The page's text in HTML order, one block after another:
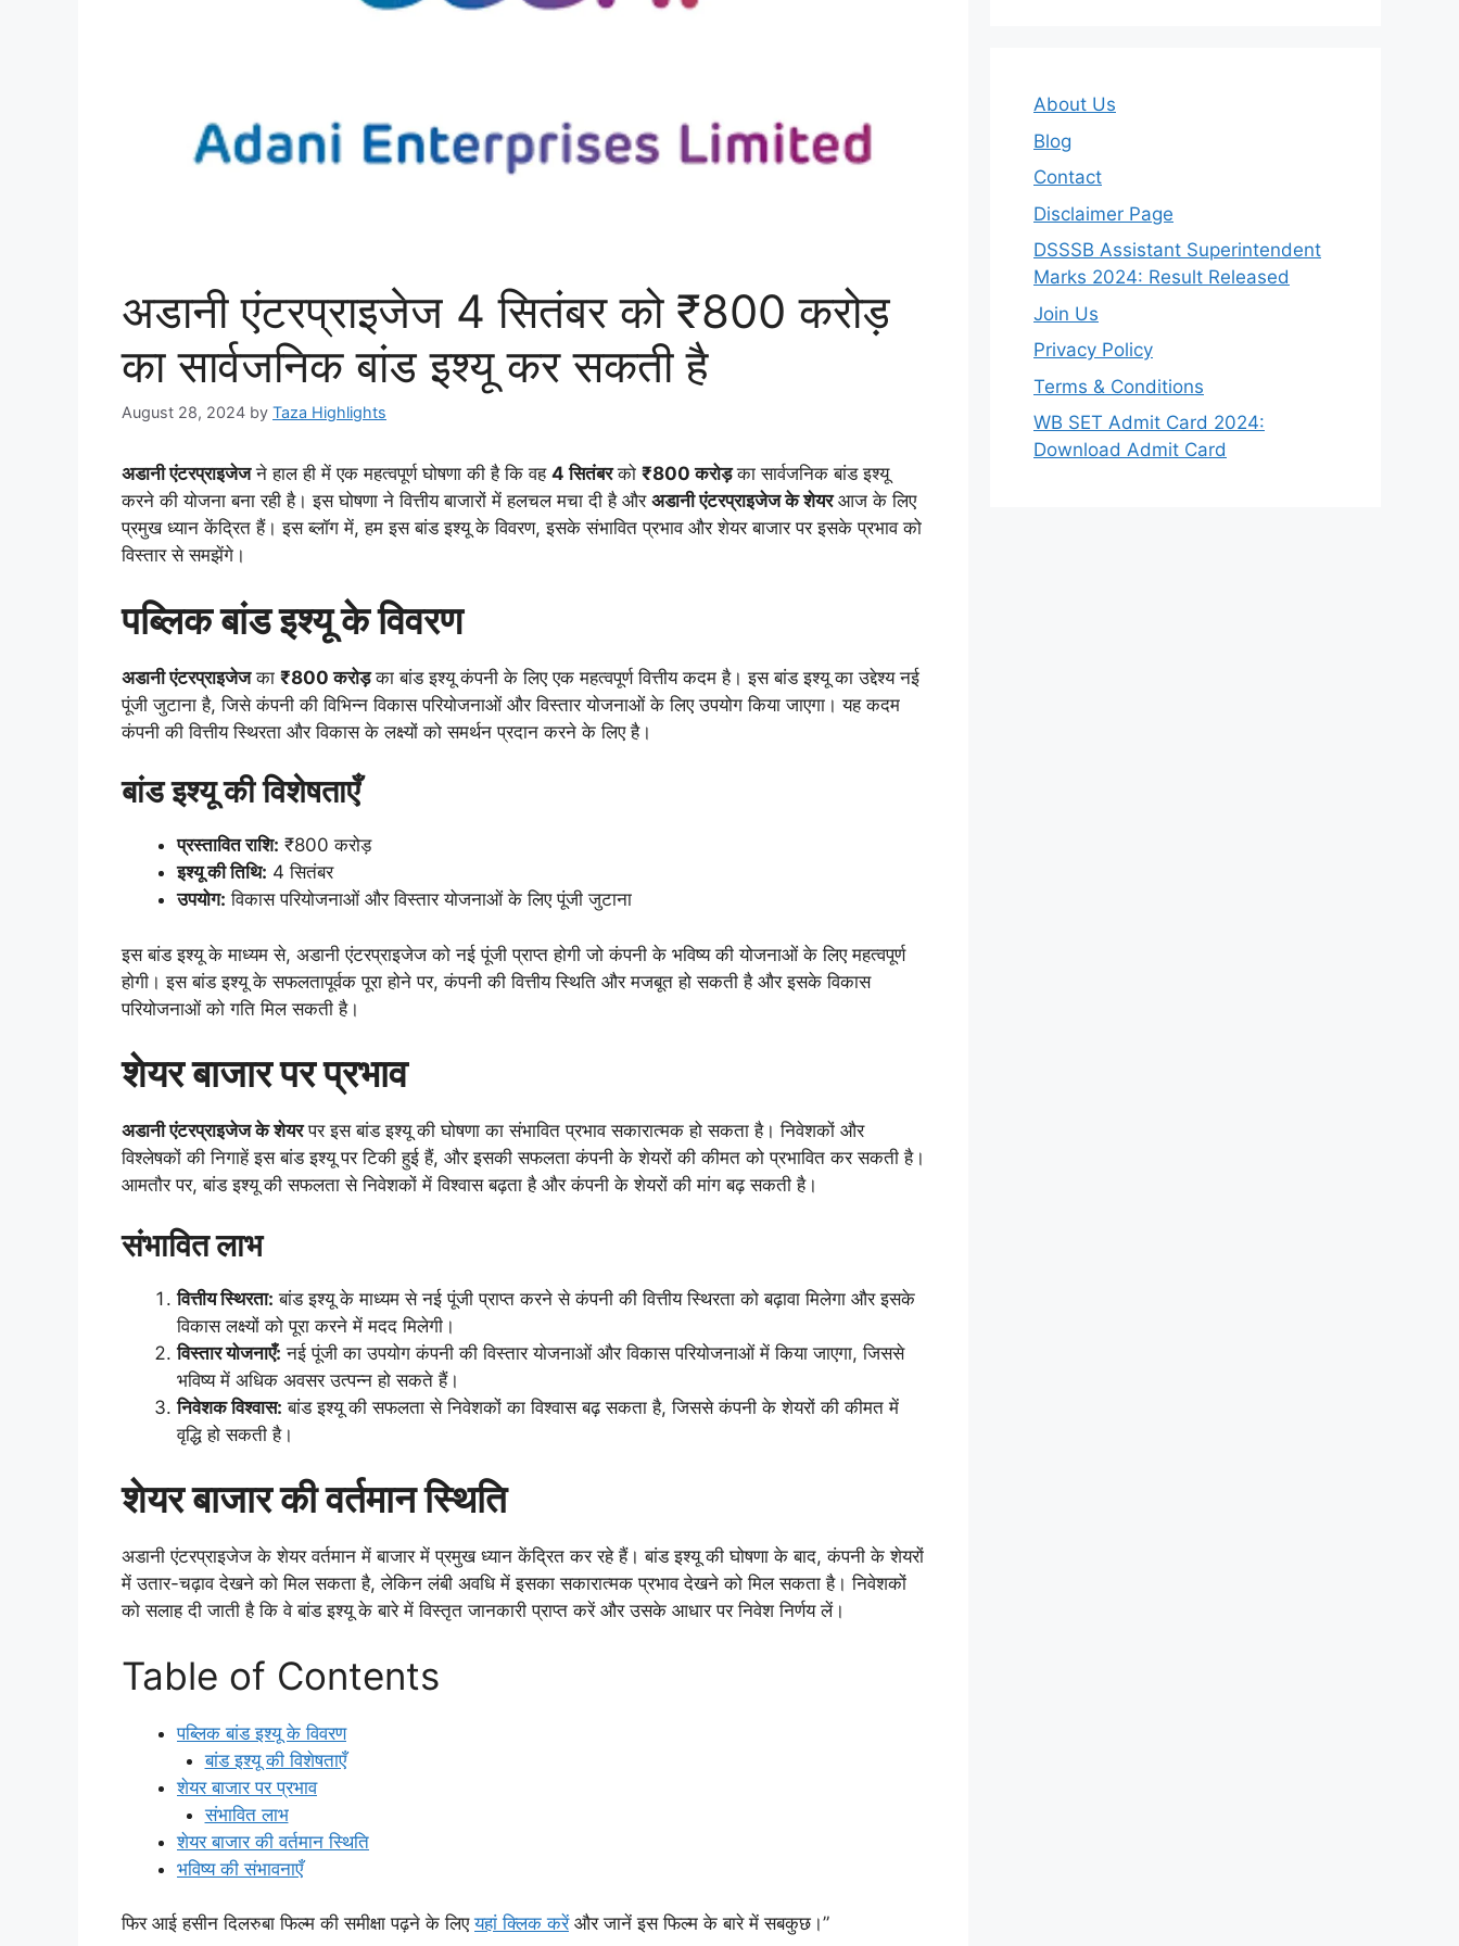
अडानी एंटरप्राइजेज 4 सितंबर को ₹800 करोड़
का सार्वजनिक बांड इश्यू कर सकती है
August 28, 2024 by Taza Highlights
अडानी एंटरप्राइजेजने हाल ही में एक महत्वपूर्ण घोषणा की है कि वह 4 सितंबरको ₹800 करोड़का सार्वजनिक बांड इश्यू
करने की योजना बना रही है। इस घोषणा ने वित्तीय बाजारों में हलचल मचा दी है और अडानी एंटरप्राइजेज के शेयरआज के लिए
प्रमुख ध्यान केंद्रित हैं। इस ब्लॉग में, हम इस बांड इश्यू के विवरण, इसके संभावित प्रभाव और शेयर बाजार पर इसके प्रभाव को
विस्तार से समझेंगे।
पब्लिक बांड इश्यू के विवरण
अडानी एंटरप्राइजेजका ₹800 करोड़का बांड इश्यू कंपनी के लिए एक महत्वपूर्ण वित्तीय कदम है। इस बांड इश्यू का उद्देश्य नई
पूंजी जुटाना है, जिसे कंपनी की विभिन्न विकास परियोजनाओं और विस्तार योजनाओं के लिए उपयोग किया जाएगा। यह कदम
कंपनी की वित्तीय स्थिरता और विकास के लक्ष्यों को समर्थन प्रदान करने के लिए है।
बांड इश्यू की विशेषताएँ
प्रस्तावित राशि: ₹800 करोड़
इश्यू की तिथि: 4 सितंबर
उपयोग: विकास परियोजनाओं और विस्तार योजनाओं के लिए पूंजी जुटाना
इस बांड इश्यू के माध्यम से, अडानी एंटरप्राइजेज को नई पूंजी प्राप्त होगी जो कंपनी के भविष्य की योजनाओं के लिए महत्वपूर्ण
होगी। इस बांड इश्यू के सफलतापूर्वक पूरा होने पर, कंपनी की वित्तीय स्थिति और मजबूत हो सकती है और इसके विकास
परियोजनाओं को गति मिल सकती है।
शेयर बाजार पर प्रभाव
अडानी एंटरप्राइजेज के शेयरपर इस बांड इश्यू की घोषणा का संभावित प्रभाव सकारात्मक हो सकता है। निवेशकों और
विश्लेषकों की निगाहें इस बांड इश्यू पर टिकी हुई हैं, और इसकी सफलता कंपनी के शेयरों की कीमत को प्रभावित कर सकती है।
आमतौर पर, बांड इश्यू की सफलता से निवेशकों में विश्वास बढ़ता है और कंपनी के शेयरों की मांग बढ़ सकती है।
संभावित लाभ
वित्तीय स्थिरता: बांड इश्यू के माध्यम से नई पूंजी प्राप्त करने से कंपनी की वित्तीय स्थिरता को बढ़ावा मिलेगा और इसके
विकास लक्ष्यों को पूरा करने में मदद मिलेगी।
विस्तार योजनाएँ: नई पूंजी का उपयोग कंपनी की विस्तार योजनाओं और विकास परियोजनाओं में किया जाएगा, जिससे
भविष्य में अधिक अवसर उत्पन्न हो सकते हैं।
निवेशक विश्वास: बांड इश्यू की सफलता से निवेशकों का विश्वास बढ़ सकता है, जिससे कंपनी के शेयरों की कीमत में
वृद्धि हो सकती है।
शेयर बाजार की वर्तमान स्थिति
अडानी एंटरप्राइजेज के शेयर वर्तमान में बाजार में प्रमुख ध्यान केंद्रित कर रहे हैं। बांड इश्यू की घोषणा के बाद, कंपनी के शेयरों
में उतार-चढ़ाव देखने को मिल सकता है, लेकिन लंबी अवधि में इसका सकारात्मक प्रभाव देखने को मिल सकता है। निवेशकों
को सलाह दी जाती है कि वे बांड इश्यू के बारे में विस्तृत जानकारी प्राप्त करें और उसके आधार पर निवेश निर्णय लें।
Table of Contents
पब्लिक बांड इश्यू के विवरण
बांड इश्यू की विशेषताएँ
शेयर बाजार पर प्रभाव
संभावित लाभ
शेयर बाजार की वर्तमान स्थिति
भविष्य की संभावनाएँ
फिर आई हसीन दिलरुबा फिल्म की समीक्षा पढ़ने के लिएयहां क्लिक करेंऔर जानें इस फिल्म के बारे में सबकुछ।”
About Us
Blog
Contact
Disclaimer Page
DSSSB Assistant Superintendent
Marks 2024: Result Released
Join Us
Privacy Policy
Terms & Conditions
WB SET Admit Card 2024:
Download Admit Card